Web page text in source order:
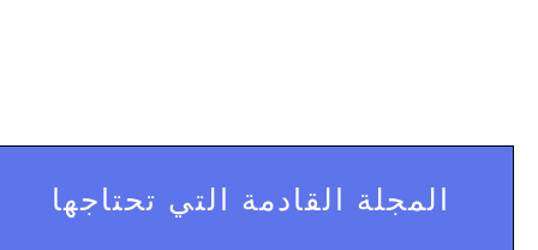
المجلة القادمة التي تحتاجها